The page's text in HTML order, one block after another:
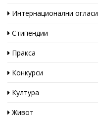
Интернационални огласи
Стипендии
Пракса
Конкурси
Култура
Живот